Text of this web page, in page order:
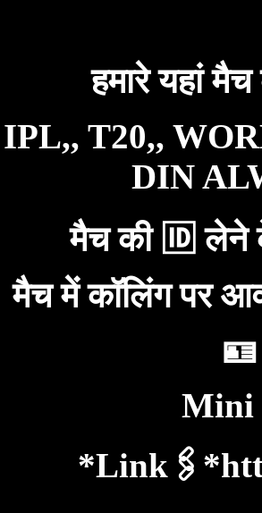
हमारे यहां
T20,,
DIN
मैच की 🆔 लेने
मैच में कॉलिंग पर
Mini